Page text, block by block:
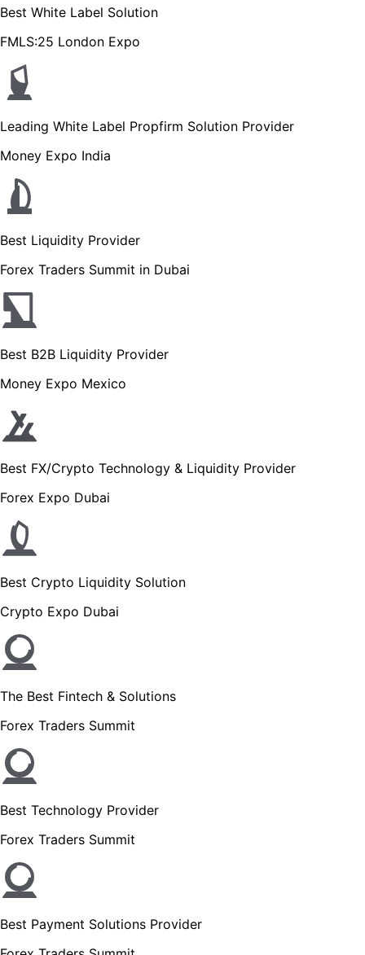
Best White Label Solution
FMLS:25 London Expo
Leading White Label Propfirm Solution Provider
Money Expo India
Best Liquidity Provider
Forex Traders Summit in Dubai
Best B2B Liquidity Provider
Money Expo Mexico
Best FX/Crypto Technology & Liquidity Provider
Forex Expo Dubai
Best Crypto Liquidity Solution
Crypto Expo Dubai
The Best Fintech & Solutions
Forex Traders Summit
Best Technology Provider
Forex Traders Summit
Best Payment Solutions Provider